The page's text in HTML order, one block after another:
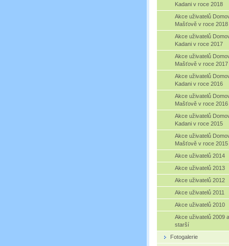
Kadani v roce 2018
Akce uživatelů
Mašťově v roce 2018
Akce uživatelů
Kadani v roce 2017
Akce uživatelů
Mašťově v roce 2017
Akce uživatelů
Kadani v roce 2016
Akce uživatelů
Mašťově v roce 2016
Akce uživatelů
Kadani v roce 2015
Akce uživatelů
Mašťově v roce 2015
Akce uživatelů 2014
Akce uživatelů 2013
Akce uživatelů 2012
Akce uživatelů 2011
Akce uživatelů 2010
Akce uživatelů 2009 a
starší
Fotogalerie